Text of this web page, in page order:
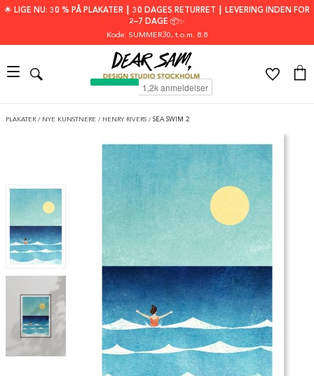
🌟 LIGE NU: 30 % PÅ PLAKATER ┃ 30 DAGES RETURRET ┃ LEVERING INDEN FOR
2–7 DAGE 📦✨
Kode: SUMMER30, t.o.m. 8.8
PLAKATER / NYE KUNSTNERE / HENRY RIVERS / SEA SWIM 2